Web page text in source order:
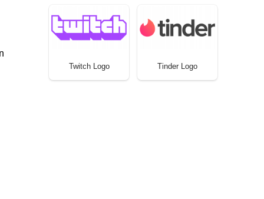
Twitch Logo Tinder Logo